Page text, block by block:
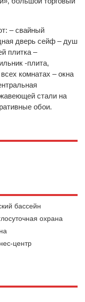
– свайный
дверь сейф – душ
плитка –
-плита,
комнатах – окна
стали на
обои.
бассейн
охрана
центр